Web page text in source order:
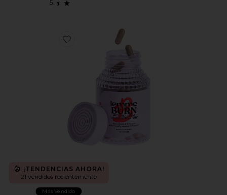
Favorite QUEMA GRASA ABDOMINAL Y REGULA EL
¡TENDENCIAS AHORA!
21 vendidos recientemente
Más Vendido